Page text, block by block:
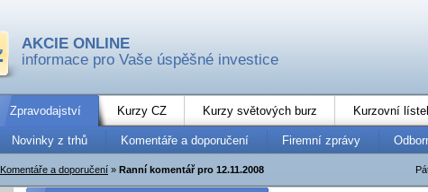
AKCIE ONLINE
informace pro Vaše úspěšné investice
Zpravodajství Kurzy CZ Kurzy světových burz Kurzovní
Novinky z trhů Komentáře a doporučení Firemní zprávy
Komentáře a doporučení » Ranní komentář pro 12.11.2008